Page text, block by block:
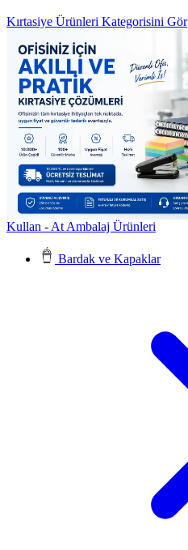
Kırtasiye Ürünleri Kategorisini Gör
Kullan - At Ambalaj Ürünleri
Bardak ve Kapaklar